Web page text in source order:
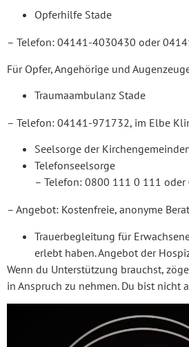
Opferhilfe Stade
– Telefon: 04141-4030430 oder
Für Opfer, Angehörige und
Traumaambulanz Stade
– Telefon: 04141-971732, im Elbe
Seelsorge der
– Telefon: 0800 111 0 111
– Angebot: Kostenfreie, anonyme
Trauerbegleitung für
erlebt haben. Angebot der
Wenn du Unterstützung brauchst,
in Anspruch zu nehmen. Du bist nicht